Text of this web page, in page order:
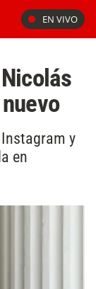
EN VIVO
y
en